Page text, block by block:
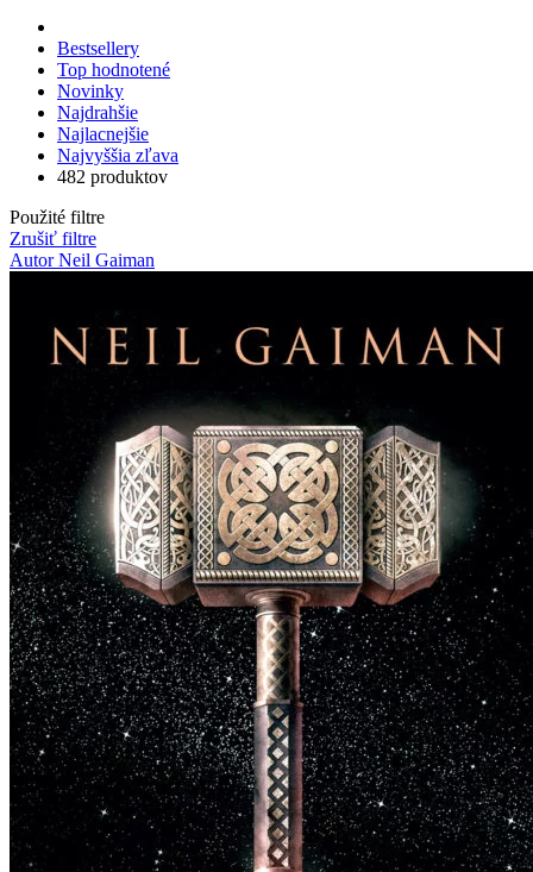
Bestsellery
Top hodnotené
Novinky
Najdrahšie
Najlacnejšie
Najvyššia zľava
482 produktov
Použité filtre
Zrušiť filtre
Autor Neil Gaiman